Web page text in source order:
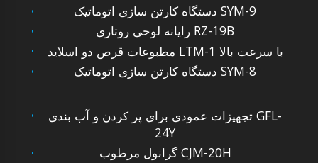
دستگاه کارتن سازی اتوماتیک SYM-9
رایانه لوحی روتاری RZ-19B
مطبوعات قرص دو اسلاید LTM-1 با سرعت بالا
دستگاه کارتن سازی اتوماتیک SYM-8
تجهیزات عمودی برای پر کردن و آب بندی GFL-
24Y
گرانول مرطوب CJM-20H